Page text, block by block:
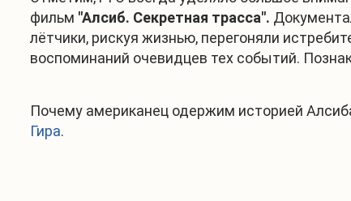
фильм "Алсиб. Секретная трасса".
лётчики, рискуя жизнью, перегоняли
воспоминаний очевидцев тех событий.
Почему американец одержим историей
Гира.